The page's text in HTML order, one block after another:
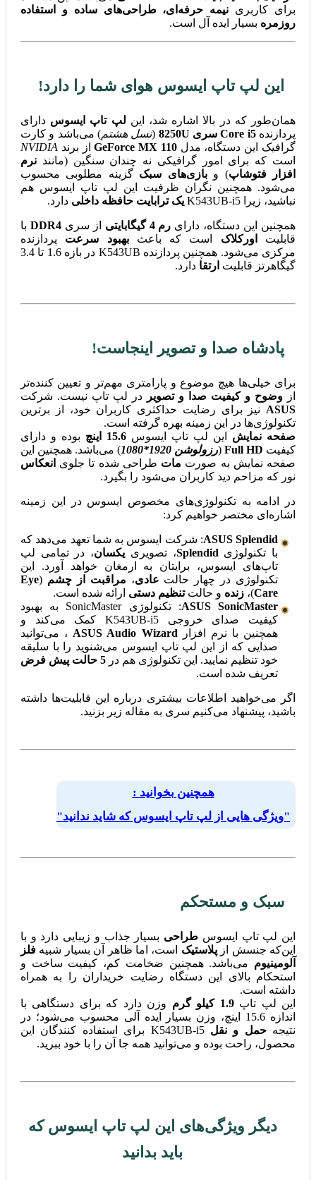
برای کاربری نیمه حرفه‌ای، طراحی‌های ساده و استفاده
روزمره بسیار ایده آل است.
این لپ تاپ ایسوس هوای شما را دارد!
همان‌طور که در بالا اشاره شد، این لپ تاپ ایسوس دارای
پردازندهCore i5 سری 8250U (نسل هشتم) می‌باشد و کارت
گرافیک این دستگاه، مدلGeForce MX 110از برند NVIDIA
است که برای امور گرافیکی نه چندان سنگین (مانند نرم
افزار فتوشاپ) وبازی‌های سبک گزینه مطلوبی محسوب
می‌شود. همچنین نگران ظرفیت این لپ تاپ ایسوس هم
نباشید، زیرا K543UB-i5
یک ترابایت حافظه داخلی دارد.
همچنین این دستگاه، دارای رم 4 گیگابایتی از سریDDR4 با
قابلیت
اورکلاک است که باعثبهبود سرعت پردازنده
مرکزی می‌شود. همچنین پردازنده K543UB در بازه 1.6 تا 3.4
گیگاهرتز قابلیت ارتقا دارد.
پادشاه صدا و تصویر اینجاست!
برای خیلی‌ها هیچ موضوع و پارامتری مهم‌تر و تعیین کننده‌تر
از وضوح و کیفیت صدا و تصویر
در لپ تاپ نیست. شرکت
ASUS نیز برای رضایت حداکثری کاربران خود، از برترین
تکنولوژی‌ها در این زمینه بهره گرفته است.
صفحه نمایش این لپ تاپ ایسوس 15.6 اینچ
بوده و دارای
کیفیت Full HD
(رزولوشن 1920*1080
) می‌باشد. همچنین این
صفحه نمایش به صورت مات طراحی شده تا جلو‌ی انعکاس
نور که مزاحم دید کاربران می‌شود را بگیرد.
در ادامه به تکنولوژی‌های مخصوص ایسوس در این زمینه
اشاره‌ای مختصر خواهیم کرد:
ASUS Splendid: شرکت ایسوس به شما تعهد می‌دهد که
با تکنولوژی Splendid، تصویری یکسان، در تمامی لپ
تاپ‌های ایسوس، برایتان به ارمغان خواهد آورد. این
تکنولوژی در چهار حالت عادی، مراقبت از چشم (
Eye
Care)، زنده و حالتتنظیم دستی ارائه شده است.
ASUS SonicMaster
: تکنولوژی SonicMaster به بهبود
کیفیت صدا‌ی خروجی K543UB-i5 کمک می‌کند و
همچنین با نرم افزار ASUS Audio Wizard ، می‌توانید
صدایی که از این لپ تاپ ایسوس می‌شنوید را با سلیقه
خود تنظیم نمایید. این تکنولوژی هم در 5 حالت پیش فرض
تعریف شده است.
اگر می‌خواهید اطلاعات بیشتری درباره این قابلیت‌ها داشته
باشید، پیشنهاد می‌کنیم سری به مقاله زیر بزنید.
همچنین بخوانید :
"ویژگی هایی از لپ تاپ ایسوس که شاید ندانید"
سبک و مستحکم
این لپ تاپ ایسوس طراحی بسیار جذاب و زیبایی دارد و با
این‌که جنسش ازپلاستیک است، اما ظاهر آن بسیار شبیه فلز
آلومینیوم می‌باشد. همچنین ضخامت کم، کیفیت ساخت و
استحکام بالای این دستگاه رضایت خریداران را به همراه
داشته است.
این لپ تاپ1.9 کیلو گرم
وزن دارد که برای دستگاهی با
اندازه 15.6 اینچ، وزن بسیار ایده آلی محسوب می‌شود؛ در
نتیجهحمل و نقل
K543UB-i5 برای استفاده کنندگان این
محصول، راحت بوده و می‌توانید همه جا آن را با خود ببرید.
دیگر ویژگی‌های این لپ تاپ ایسوس که
باید بدانید